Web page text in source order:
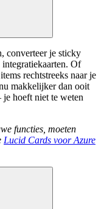
converteer je sticky
Of
rechtstreeks naar je
makkelijker dan ooit
hoeft niet te weten
functies, moeten
Lucid Cards voor Azure